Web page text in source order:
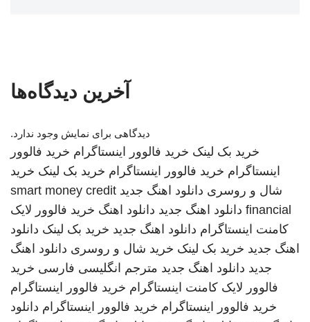
آخرین دیدگاه‌ها
دیدگاهی برای نمایش وجود ندارد.
خرید بک لینک خرید فالوور اینستاگرام خرید فالوور
اینستاگرام خرید فالوور اینستاگرام خرید بک لینک خرید
شال و روسری دانلود اهنگ جدید smart money credit
financial دانلود اهنگ جدید دانلود اهنگ خرید فالوور لایک
کامنت اینستاگرام دانلود اهنگ جدید خرید بک لینک دانلود
اهنگ جدید خرید بک لینک خرید شال و روسری دانلود اهنگ
جدید دانلود اهنگ جدید مترجم انگلیسی فارسی خرید
فالوور لایک کامنت اینستاگرام خرید فالوور اینستاگرام
خرید فالوور اینستاگرام خرید فالوور اینستاگرام دانلود